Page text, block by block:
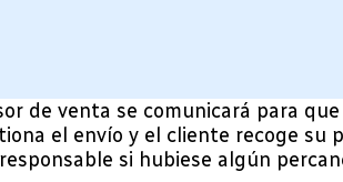
de venta se comunicará para
el envío y el cliente recoge su
si hubiese algún